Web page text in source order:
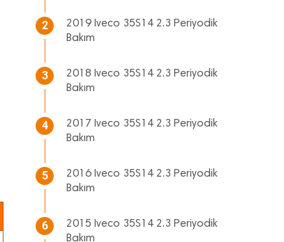
2
2019 Iveco 35S14 2.3 Periyodik
Bakım
3
2018 Iveco 35S14 2.3 Periyodik
Bakım
4
2017 Iveco 35S14 2.3 Periyodik
Bakım
5
2016 Iveco 35S14 2.3 Periyodik
Bakım
6
2015 Iveco 35S14 2.3 Periyodik
Bakım